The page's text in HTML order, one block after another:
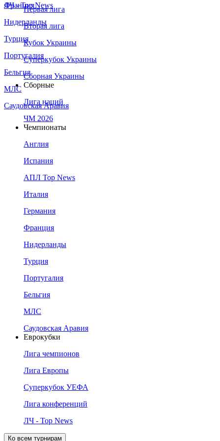
Франция
Нидерланды
Турция
Португалия
Бельгия
МЛС
Саудовская Аравия
ЛЧ - Top News
Первая лига
Вторая лига
Кубок Украины
Суперкубок Украины
Сборная Украины
Сборные
Лига наций
ЧМ 2026
Чемпионаты
Англия
Испания
АПЛ Top News
Италия
Германия
Франция
Нидерланды
Турция
Португалия
Бельгия
МЛС
Саудовская Аравия
Еврокубки
Лига чемпионов
Лига Европы
Суперкубок УЕФА
Лига конференций
ЛЧ - Top News
Ко всем турнирам